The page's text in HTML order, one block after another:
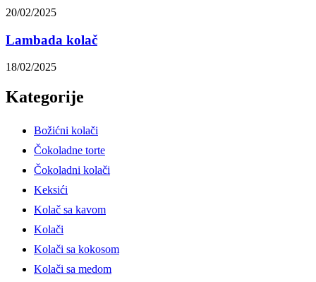
20/02/2025
Lambada kolač
18/02/2025
Kategorije
Božićni kolači
Čokoladne torte
Čokoladni kolači
Keksići
Kolač sa kavom
Kolači
Kolači sa kokosom
Kolači sa medom